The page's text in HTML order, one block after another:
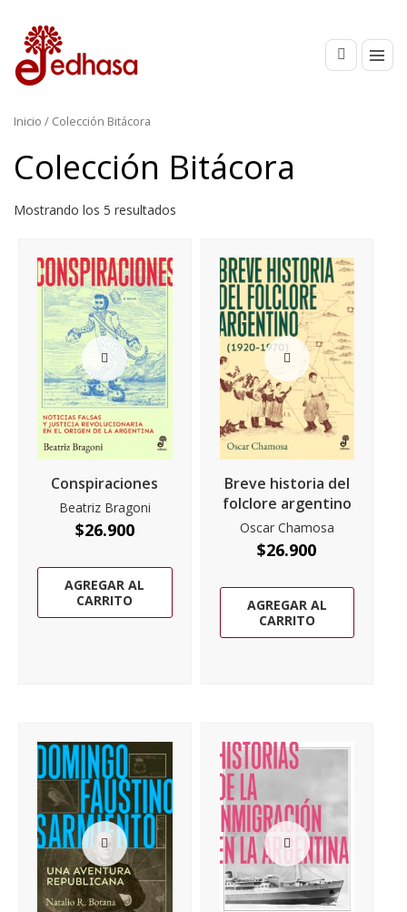
Inicio / Colección Bitácora
Colección Bitácora
Mostrando los 5 resultados
Conspiraciones
Beatriz Bragoni
$26.900
AGREGAR AL
CARRITO
Breve historia del
folclore argentino
Oscar Chamosa
$26.900
AGREGAR AL
CARRITO